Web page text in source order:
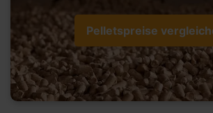
Pelletspreise